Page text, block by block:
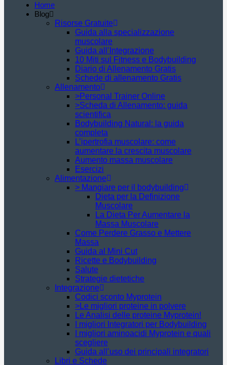
Home
Blog
Risorse Gratuite
Guida alla specializzazione
muscolare
Guida all’Integrazione
10 Miti sul Fitness e Bodybuilding
Diario di Allenamento Gratis
Schede di allenamento Gratis
Allenamento
>Personal Trainer Online
>Scheda di Allenamento: guida
scientifica
Bodybuilding Natural: la guida
completa
L’ipertrofia muscolare: come
aumentare la crescita muscolare
Aumento massa muscolare
Esercizi
Alimentazione
> Mangiare per il bodybuilding
Dieta per la Definizione
Muscolare
La Dieta Per Aumentare la
Massa Muscolare
Come Perdere Grasso e Mettere
Massa
Guida al Mini Cut
Ricette e Bodybuilding
Salute
Strategie dietetiche
Integrazione
Codici sconto Myprotein
>Le migliori proteine in polvere
Le Analisi delle proteine Myprotein!
I migliori Integratori per Bodybuilding
I migliori aminoacidi Myprotein e quali
scegliere
Guida all’uso dei principali integratori
Libri e Schede